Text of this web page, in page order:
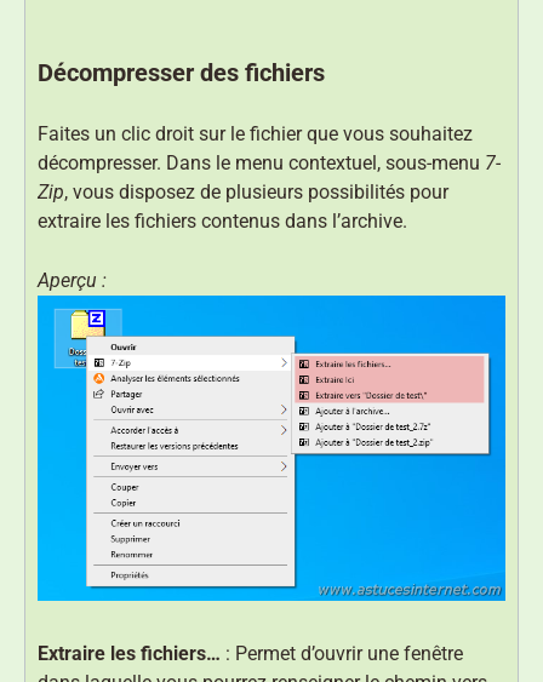
Décompresser des fichiers
Faites un clic droit sur le fichier que vous souhaitez
décompresser. Dans le menu contextuel, sous-menu 7-
Zip, vous disposez de plusieurs possibilités pour
extraire les fichiers contenus dans l’archive.
Aperçu :
Extraire les fichiers… : Permet d’ouvrir une fenêtre